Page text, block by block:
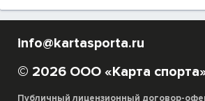
info@kartasporta.ru
© 2026 ООО «Карта
Публичный лицензионный договор-